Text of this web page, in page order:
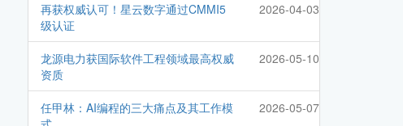
再获权威认可！星云数字通过CMMI5
级认证
2026-04-03
龙源电力获国际软件工程领域最高权威
资质
2026-05-10
任甲林：AI编程的三大痛点及其工作模
2026-05-07